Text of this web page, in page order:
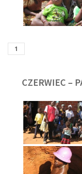
CZERWIEC –